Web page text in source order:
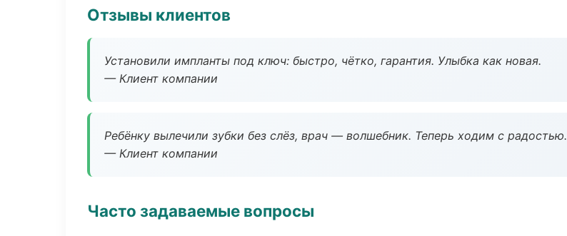
Отзывы клиентов
Установили импланты под ключ: быстро, чётко, гарантия. Улыбка как новая.
— Клиент компании
Ребёнку вылечили зубки без слёз, врач — волшебник. Теперь ходим с радостью.
— Клиент компании
Часто задаваемые вопросы